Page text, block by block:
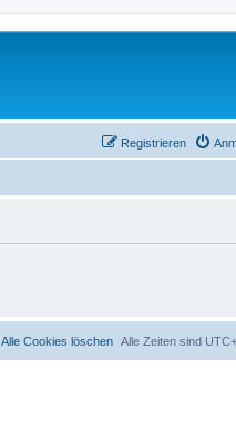
Registrieren
Alle Zeiten sind
Alle Cookies löschen